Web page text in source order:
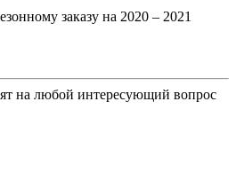
заказу на 2020 – 2021
на любой интересующий вопрос